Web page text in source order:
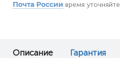
Почта России время уточняйте
Описание Гарантия